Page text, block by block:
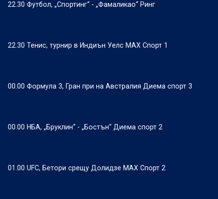
22.30 Футбол, „Спортинг“ - „Фамаликао“ Ринг
22.30 Тенис, турнир в Индиън Уелс МАХ Спорт 1
00.00 Формула 3, Гран при на Австралия Диема спорт 3
00.00 НБА, „Бруклин“ - „Бостън“ Диема спорт 2
01.00 UFC, Бетори срещу Долидзе МАХ Спорт 2